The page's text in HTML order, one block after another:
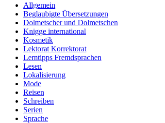
Allgemein
Beglaubigte Übersetzungen
Dolmetscher und Dolmetschen
Knigge international
Kosmetik
Lektorat Korrektorat
Lerntipps Fremdsprachen
Lesen
Lokalisierung
Mode
Reisen
Schreiben
Serien
Sprache